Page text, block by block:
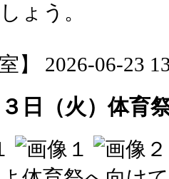
ょう。
室】 2026-06-23
日（火）体育